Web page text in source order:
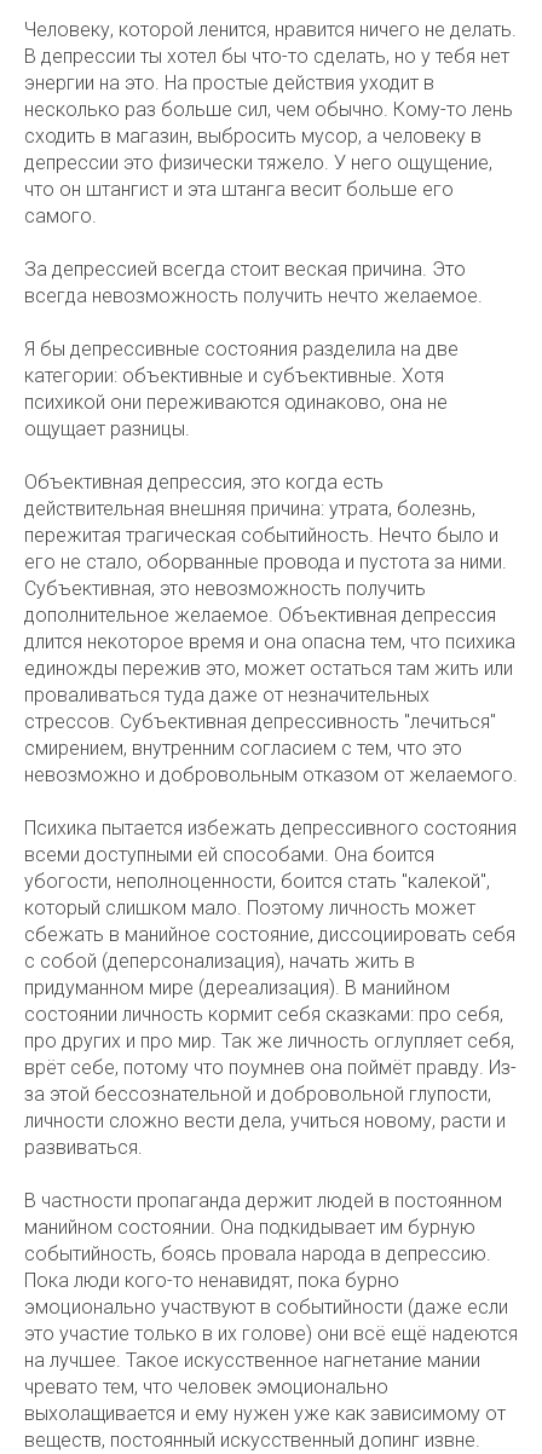
Человеку, которой ленится, нравится ничего не делать.
В депрессии ты хотел бы что-то сделать, но у тебя нет
энергии на это. На простые действия уходит в
несколько раз больше сил, чем обычно. Кому-то лень
сходить в магазин, выбросить мусор, а человеку в
депрессии это физически тяжело. У него ощущение,
что он штангист и эта штанга весит больше его
самого.
За депрессией всегда стоит веская причина. Это
всегда невозможность получить нечто желаемое.
Я бы депрессивные состояния разделила на две
категории: объективные и субъективные. Хотя
психикой они переживаются одинаково, она не
ощущает разницы.
Объективная депрессия, это когда есть
действительная внешняя причина: утрата, болезнь,
пережитая трагическая событийность. Нечто было и
его не стало, оборванные провода и пустота за ними.
Субъективная, это невозможность получить
дополнительное желаемое. Объективная депрессия
длится некоторое время и она опасна тем, что психика
единожды пережив это, может остаться там жить или
проваливаться туда даже от незначительных
стрессов. Субъективная депрессивность "лечиться"
смирением, внутренним согласием с тем, что это
невозможно и добровольным отказом от желаемого.
Психика пытается избежать депрессивного состояния
всеми доступными ей способами. Она боится
убогости, неполноценности, боится стать "калекой",
который слишком мало. Поэтому личность может
сбежать в манийное состояние, диссоциировать себя
с собой (деперсонализация), начать жить в
придуманном мире (дереализация). В манийном
состоянии личность кормит себя сказками: про себя,
про других и про мир. Так же личность оглупляет себя,
врёт себе, потому что поумнев она поймёт правду. Из-
за этой бессознательной и добровольной глупости,
личности сложно вести дела, учиться новому, расти и
развиваться.
В частности пропаганда держит людей в постоянном
манийном состоянии. Она подкидывает им бурную
событийность, боясь провала народа в депрессию.
Пока люди кого-то ненавидят, пока бурно
эмоционально участвуют в событийности (даже если
это участие только в их голове) они всё ещё надеются
на лучшее. Такое искусственное нагнетание мании
чревато тем, что человек эмоционально
выхолащивается и ему нужен уже как зависимому от
веществ, постоянный искусственный допинг извне.